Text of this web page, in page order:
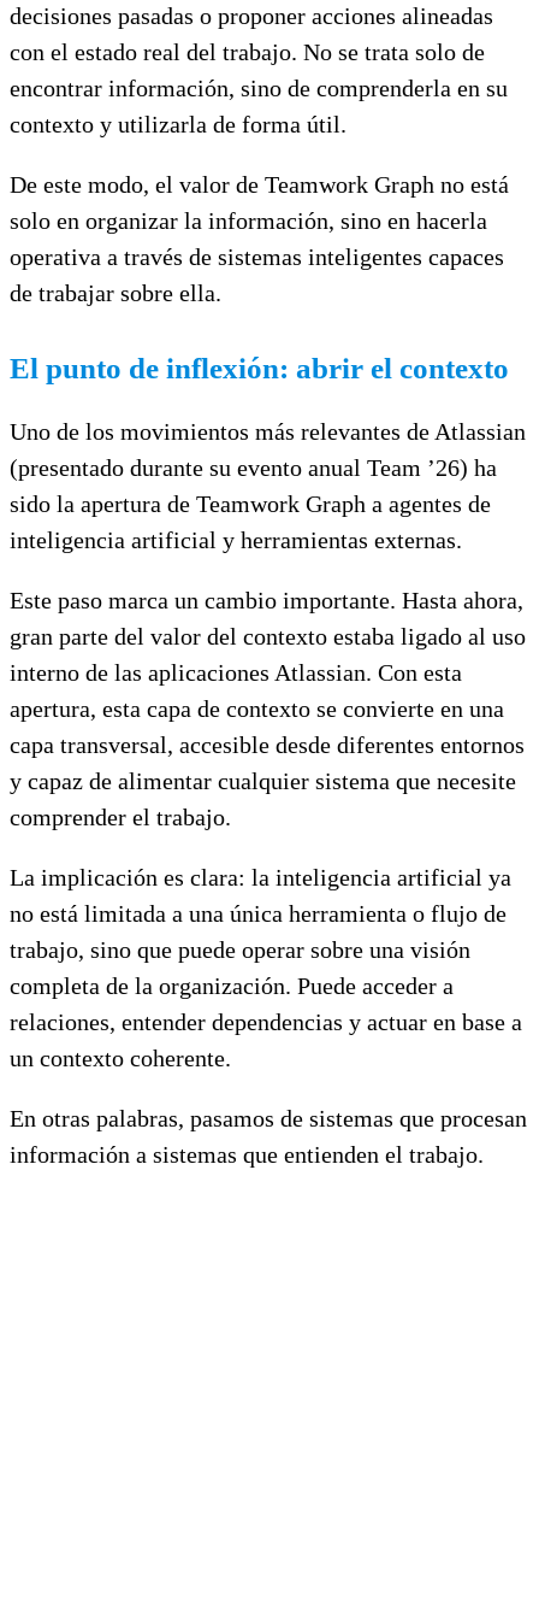
decisiones pasadas o proponer acciones alineadas
con el estado real del trabajo. No se trata solo de
encontrar información, sino de comprenderla en su
contexto y utilizarla de forma útil.
De este modo, el valor de Teamwork Graph no está
solo en organizar la información, sino en hacerla
operativa a través de sistemas inteligentes capaces
de trabajar sobre ella.
El punto de inflexión: abrir el contexto
Uno de los movimientos más relevantes de Atlassian
(presentado durante su evento anual Team ’26) ha
sido la apertura de Teamwork Graph a agentes de
inteligencia artificial y herramientas externas.
Este paso marca un cambio importante. Hasta ahora,
gran parte del valor del contexto estaba ligado al uso
interno de las aplicaciones Atlassian. Con esta
apertura, esta capa de contexto se convierte en una
capa transversal, accesible desde diferentes entornos
y capaz de alimentar cualquier sistema que necesite
comprender el trabajo.
La implicación es clara: la inteligencia artificial ya
no está limitada a una única herramienta o flujo de
trabajo, sino que puede operar sobre una visión
completa de la organización. Puede acceder a
relaciones, entender dependencias y actuar en base a
un contexto coherente.
En otras palabras, pasamos de sistemas que procesan
información a sistemas que entienden el trabajo.